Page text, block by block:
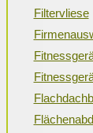
Filtervliese